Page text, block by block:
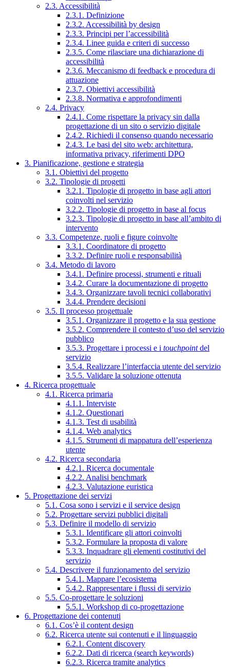
2.3. Accessibilità
2.3.1. Definizione
2.3.2. Accessibilità by design
2.3.3. Principi per l’accessibilità
2.3.4. Linee guida e criteri di successo
2.3.5. Come rilasciare una dichiarazione di
accessibilità
2.3.6. Meccanismo di feedback e procedura di
attuazione
2.3.7. Obiettivi accessibilità
2.3.8. Normativa e approfondimenti
2.4. Privacy
2.4.1. Come rispettare la privacy sin dalla
progettazione di un sito o servizio digitale
2.4.2. Richiedi il consenso quando necessario
2.4.3. Le basi del sito web: architettura,
informativa privacy, riferimenti DPO
3. Pianificazione, gestione e strategia
3.1. Obiettivi del progetto
3.2. Tipologie di progetti
3.2.1. Tipologie di progetto in base agli attori
coinvolti nel servizio
3.2.2. Tipologie di progetto in base al focus
3.2.3. Tipologie di progetto in base all’ambito di
intervento
3.3. Competenze, ruoli e figure coinvolte
3.3.1. Coordinatore di progetto
3.3.2. Definire ruoli e responsabilità
3.4. Metodo di lavoro
3.4.1. Definire processi, strumenti e rituali
3.4.2. Curare la documentazione di progetto
3.4.3. Organizzare tavoli tecnici collaborativi
3.4.4. Prendere decisioni
3.5. Il processo progettuale
3.5.1. Organizzare il progetto e la sua gestione
3.5.2. Comprendere il contesto d’uso del servizio
pubblico
3.5.3. Progettare i processi e i touchpointdel
servizio
3.5.4. Realizzare l’interfaccia utente del servizio
3.5.5. Validare la soluzione ottenuta
4. Ricerca progettuale
4.1. Ricerca primaria
4.1.1. Interviste
4.1.2. Questionari
4.1.3. Test di usabilità
4.1.4. Web analytics
4.1.5. Strumenti di mappatura dell’esperienza
utente
4.2. Ricerca secondaria
4.2.1. Ricerca documentale
4.2.2. Analisi benchmark
4.2.3. Valutazione euristica
5. Progettazione dei servizi
5.1. Cosa sono i servizi e il service design
5.2. Progettare servizi pubblici digitali
5.3. Definire il modello di servizio
5.3.1. Identificare gli attori coinvolti
5.3.2. Formulare la proposta di valore
5.3.3. Inquadrare gli elementi costitutivi del
servizio
5.4. Descrivere il funzionamento del servizio
5.4.1. Mappare l’ecosistema
5.4.2. Rappresentare i flussi di servizio
5.5. Co-progettare le soluzioni
5.5.1. Workshop di co-progettazione
6. Progettazione dei contenuti
6.1. Cos’è il content design
6.2. Ricerca utente sui contenuti e il linguaggio
6.2.1. Content discovery
6.2.2. Dati di ricerca (search keywords)
6.2.3. Ricerca tramite analytics